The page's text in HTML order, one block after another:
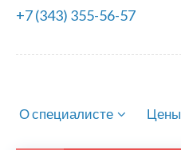
+7 (343) 355-56-57
О специалисте Цены